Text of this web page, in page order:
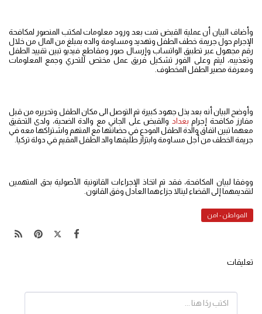
وأضاف البيان أن عملية القبض تمت بعد ورود معلومات لمكتب المنصور لمكافحة
الإجرام حول جريمة خطف الطفل وتهديد ومساومة والده بمبلغ من المال من خلال
رقم مجهول عبر تطبيق الواتساب وإرسال صور ومقاطع فيديو تبين تقييد الطفل
وتعذيبه، ليتم وعلى الفور تشكيل فريق عمل مختص للتحري وجمع المعلومات
ومعرفة مصير الطفل المخطوف.
وأوضح البيان أنه بعد بذل جهود كبيرة تم التوصل الى مكان الطفل وتحريره من قبل
مفارز مكافحة إجرام بغداد والقبض على الجاني مع والدة الضحية، ولدى التحقيق
معهما تبين اتفاق والدة الطفل المودع في حضانتها مع المتهم واشتراكها معه في
جريمة الخطف من أجل مساومة وابتزاز طليقها والد الطفل المقيم في دولة تركيا.
ووفقا لبيان المكافحة، فقد تم اتخاذ الإجراءات القانونية الأصولية بحق المتهمين
لتقديمهما إلى القضاء لينالا جزاءهما العادل وفق القانون.
المواطن - امن
تعليقات